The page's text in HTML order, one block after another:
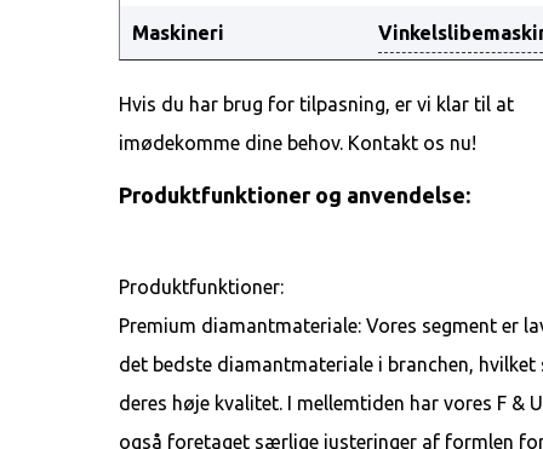
Maskineri
Hvis du har brug for tilpasning, er vi klar til at
imødekomme dine behov. Kontakt os nu!
Produktfunktioner og anvendelse:
Produktfunktioner:
Premium diamantmateriale: Vores segment er
det bedste diamantmateriale i branchen, hvilket
deres høje kvalitet. I mellemtiden har vores F &
også foretaget særlige justeringer af formlen